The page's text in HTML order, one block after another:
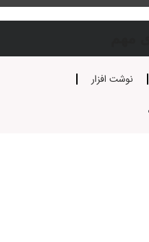
نوشت افزار